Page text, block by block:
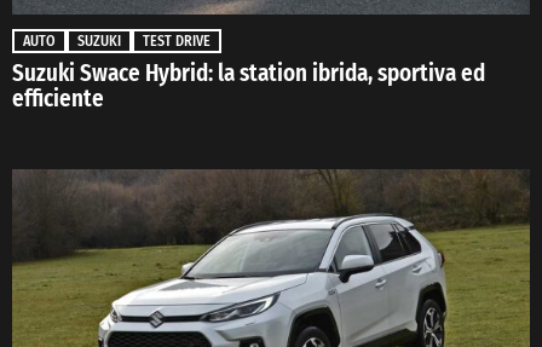
AUTO SUZUKI TEST DRIVE
Suzuki Swace Hybrid: la station ibrida, sportiva ed
efficiente